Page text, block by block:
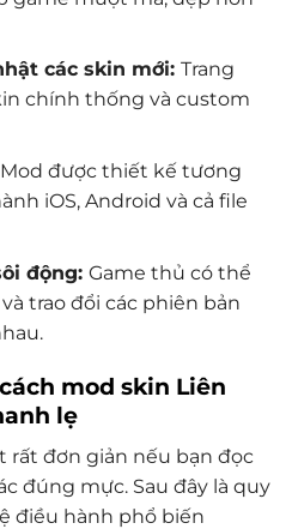
các skin mới: Trang
chính thống và custom
Mod được thiết kế tương
iOS, Android và cả file
động: Game thủ có thể
trao đổi các phiên bản
mod skin Liên
lẹ
rất đơn giản nếu bạn đọc
đúng mực. Sau đây là quy
điều hành phổ biến